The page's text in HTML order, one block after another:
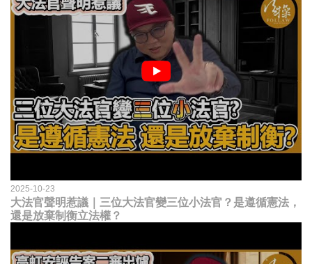
2025-10-23
大法官聲明惹議｜三位大法官變三位小法官？是遵循憲法，
還是放棄制衡立法權？